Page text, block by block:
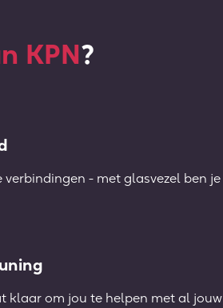
KPN?
- met glasvezel ben je
klaar om jou te helpen met al jouw